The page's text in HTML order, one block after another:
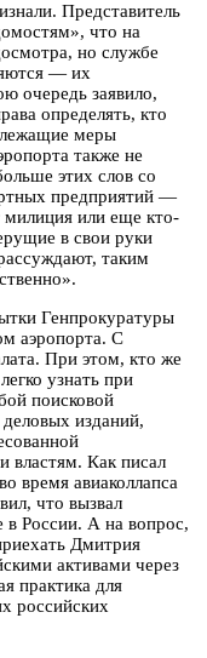
Представитель
что на
но службе
— их
очередь заявило,
определять, кто
меры
также не
этих слов со
предприятий —
милиция или еще кто-
в свои руки
таким
Генпрокуратуры
аэропорта. С
При этом, кто же
узнать при
поисковой
деловых изданий,
властям. Как писал
время авиаколлапса
что вызвал
в России. А на вопрос,
Дмитрия
активами через
практика для
российских